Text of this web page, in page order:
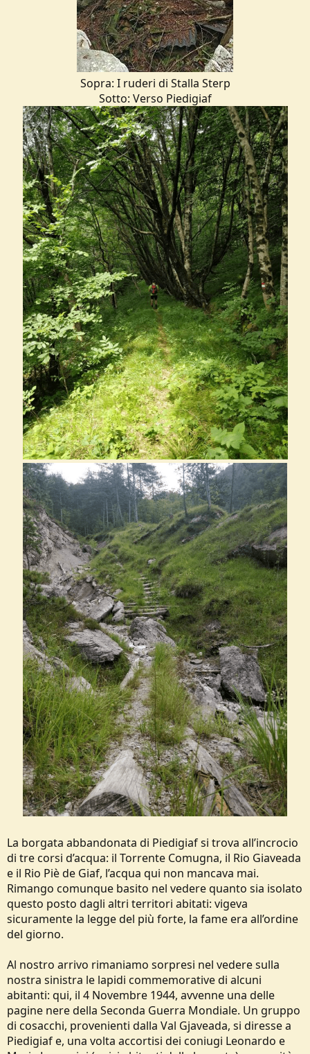
Sopra: I ruderi di Stalla Sterp
Sotto: Verso Piedigiaf
La borgata abbandonata di Piedigiaf si trova all’incrocio
di tre corsi d’acqua: il Torrente Comugna, il Rio Giaveada
e il Rio Piè de Giaf, l’acqua qui non mancava mai.
Rimango comunque basito nel vedere quanto sia isolato
questo posto dagli altri territori abitati: vigeva
sicuramente la legge del più forte, la fame era all’ordine
del giorno.
Al nostro arrivo rimaniamo sorpresi nel vedere sulla
nostra sinistra le lapidi commemorative di alcuni
abitanti: qui, il 4 Novembre 1944, avvenne una delle
pagine nere della Seconda Guerra Mondiale. Un gruppo
di cosacchi, provenienti dalla Val Gjaveada, si diresse a
Piedigiaf e, una volta accortisi dei coniugi Leonardo e